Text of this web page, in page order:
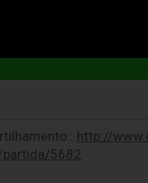
http://
5682